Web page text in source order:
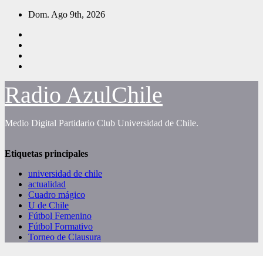
Saltar
contenido
Dom. Ago 9th, 2026
Radio AzulChile
Medio Digital Partidario Club Universidad de Chile.
Etiquetas principales
universidad de chile
actualidad
Cuadro mágico
U de Chile
Fútbol Femenino
Fútbol Formativo
Torneo de Clausura